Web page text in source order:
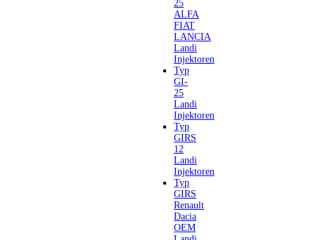
25
ALFA
FIAT
LANCIA
Landi
Injektoren
Typ
GI-
25
Landi
Injektoren
Typ
GIRS
12
Landi
Injektoren
Typ
GIRS
Renault
Dacia
OEM